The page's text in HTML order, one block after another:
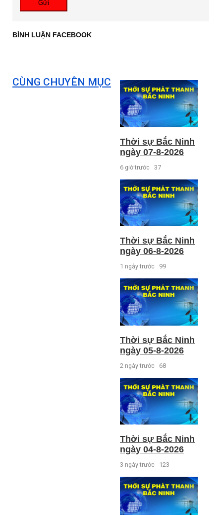
Gửi
BÌNH LUẬN FACEBOOK
CÙNG CHUYÊN MỤC
Thời sự Bắc Ninh
ngày 07-8-2026
6 giờ trước 37
Thời sự Bắc Ninh
ngày 06-8-2026
1 ngày trước 99
Thời sự Bắc Ninh
ngày 05-8-2026
2 ngày trước 68
Thời sự Bắc Ninh
ngày 04-8-2026
3 ngày trước 123